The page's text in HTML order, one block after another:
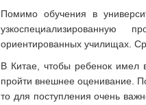
Помимо обучения в
ориентированных училищах.
В Китае, чтобы ребенок имел
пройти внешнее оценивание.
то для поступления очень